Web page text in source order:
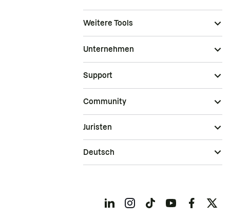
Weitere Tools
Unternehmen
Support
Community
Juristen
Deutsch